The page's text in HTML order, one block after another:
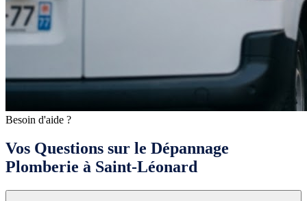
Besoin d'aide ?
Vos Questions sur le Dépannage
Plomberie à Saint-Léonard